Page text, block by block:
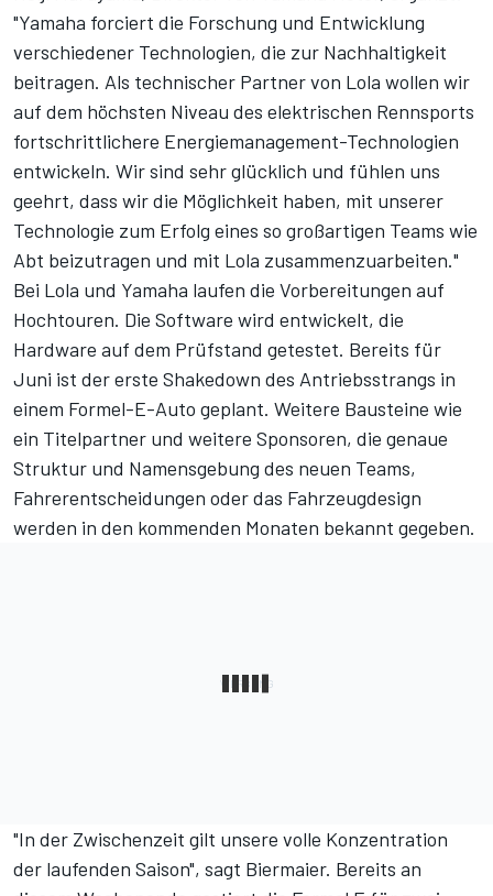
"Yamaha forciert die Forschung und Entwicklung
verschiedener Technologien, die zur Nachhaltigkeit
beitragen. Als technischer Partner von Lola wollen wir
auf dem höchsten Niveau des elektrischen Rennsports
fortschrittlichere Energiemanagement-Technologien
entwickeln. Wir sind sehr glücklich und fühlen uns
geehrt, dass wir die Möglichkeit haben, mit unserer
Technologie zum Erfolg eines so großartigen Teams wie
Abt beizutragen und mit Lola zusammenzuarbeiten."
Bei Lola und Yamaha laufen die Vorbereitungen auf
Hochtouren. Die Software wird entwickelt, die
Hardware auf dem Prüfstand getestet. Bereits für
Juni ist der erste Shakedown des Antriebsstrangs in
einem Formel-E-Auto geplant. Weitere Bausteine wie
ein Titelpartner und weitere Sponsoren, die genaue
Struktur und Namensgebung des neuen Teams,
Fahrerentscheidungen oder das Fahrzeugdesign
werden in den kommenden Monaten bekannt gegeben.
"In der Zwischenzeit gilt unsere volle Konzentration
der laufenden Saison", sagt Biermaier. Bereits an